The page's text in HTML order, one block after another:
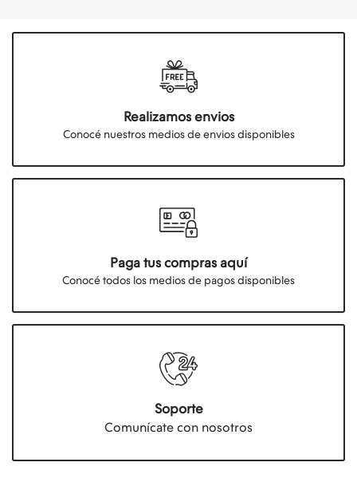
Realizamos envios
Conocé nuestros medios de envios disponibles
Paga tus compras aquí
Conocé todos los medios de pagos disponibles
Soporte
Comunícate con nosotros